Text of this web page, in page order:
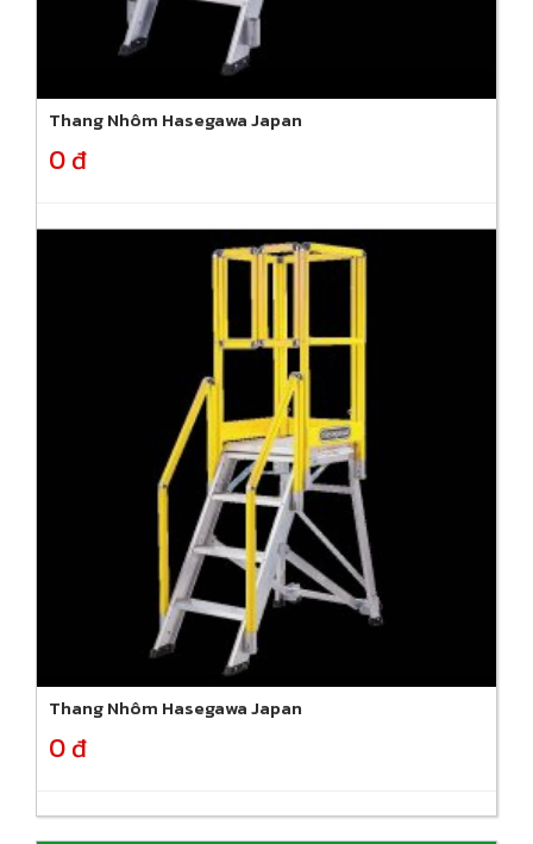
Thang Nhôm Hasegawa Japan
0 đ
Thang Nhôm Hasegawa Japan
0 đ